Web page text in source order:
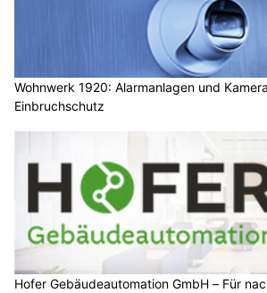
Wohnwerk 1920: Alarmanlagen und
Einbruchschutz
Hofer Gebäudeautomation GmbH – Für